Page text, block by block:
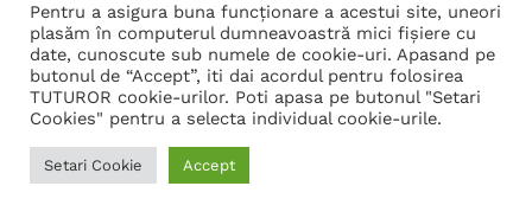
Lista Firme
Transcription Software Vatis Tech
Găzduire web
Pentru a asigura buna funcționare a acestui site, uneori
plasăm în computerul dumneavoastră mici fișiere cu
date, cunoscute sub numele de cookie-uri. Apasand pe
butonul de “Accept”, iti dai acordul pentru folosirea
TUTUROR cookie-urilor. Poti apasa pe butonul "Setari
Cookies" pentru a selecta individual cookie-urile.
Setari Cookie Accept